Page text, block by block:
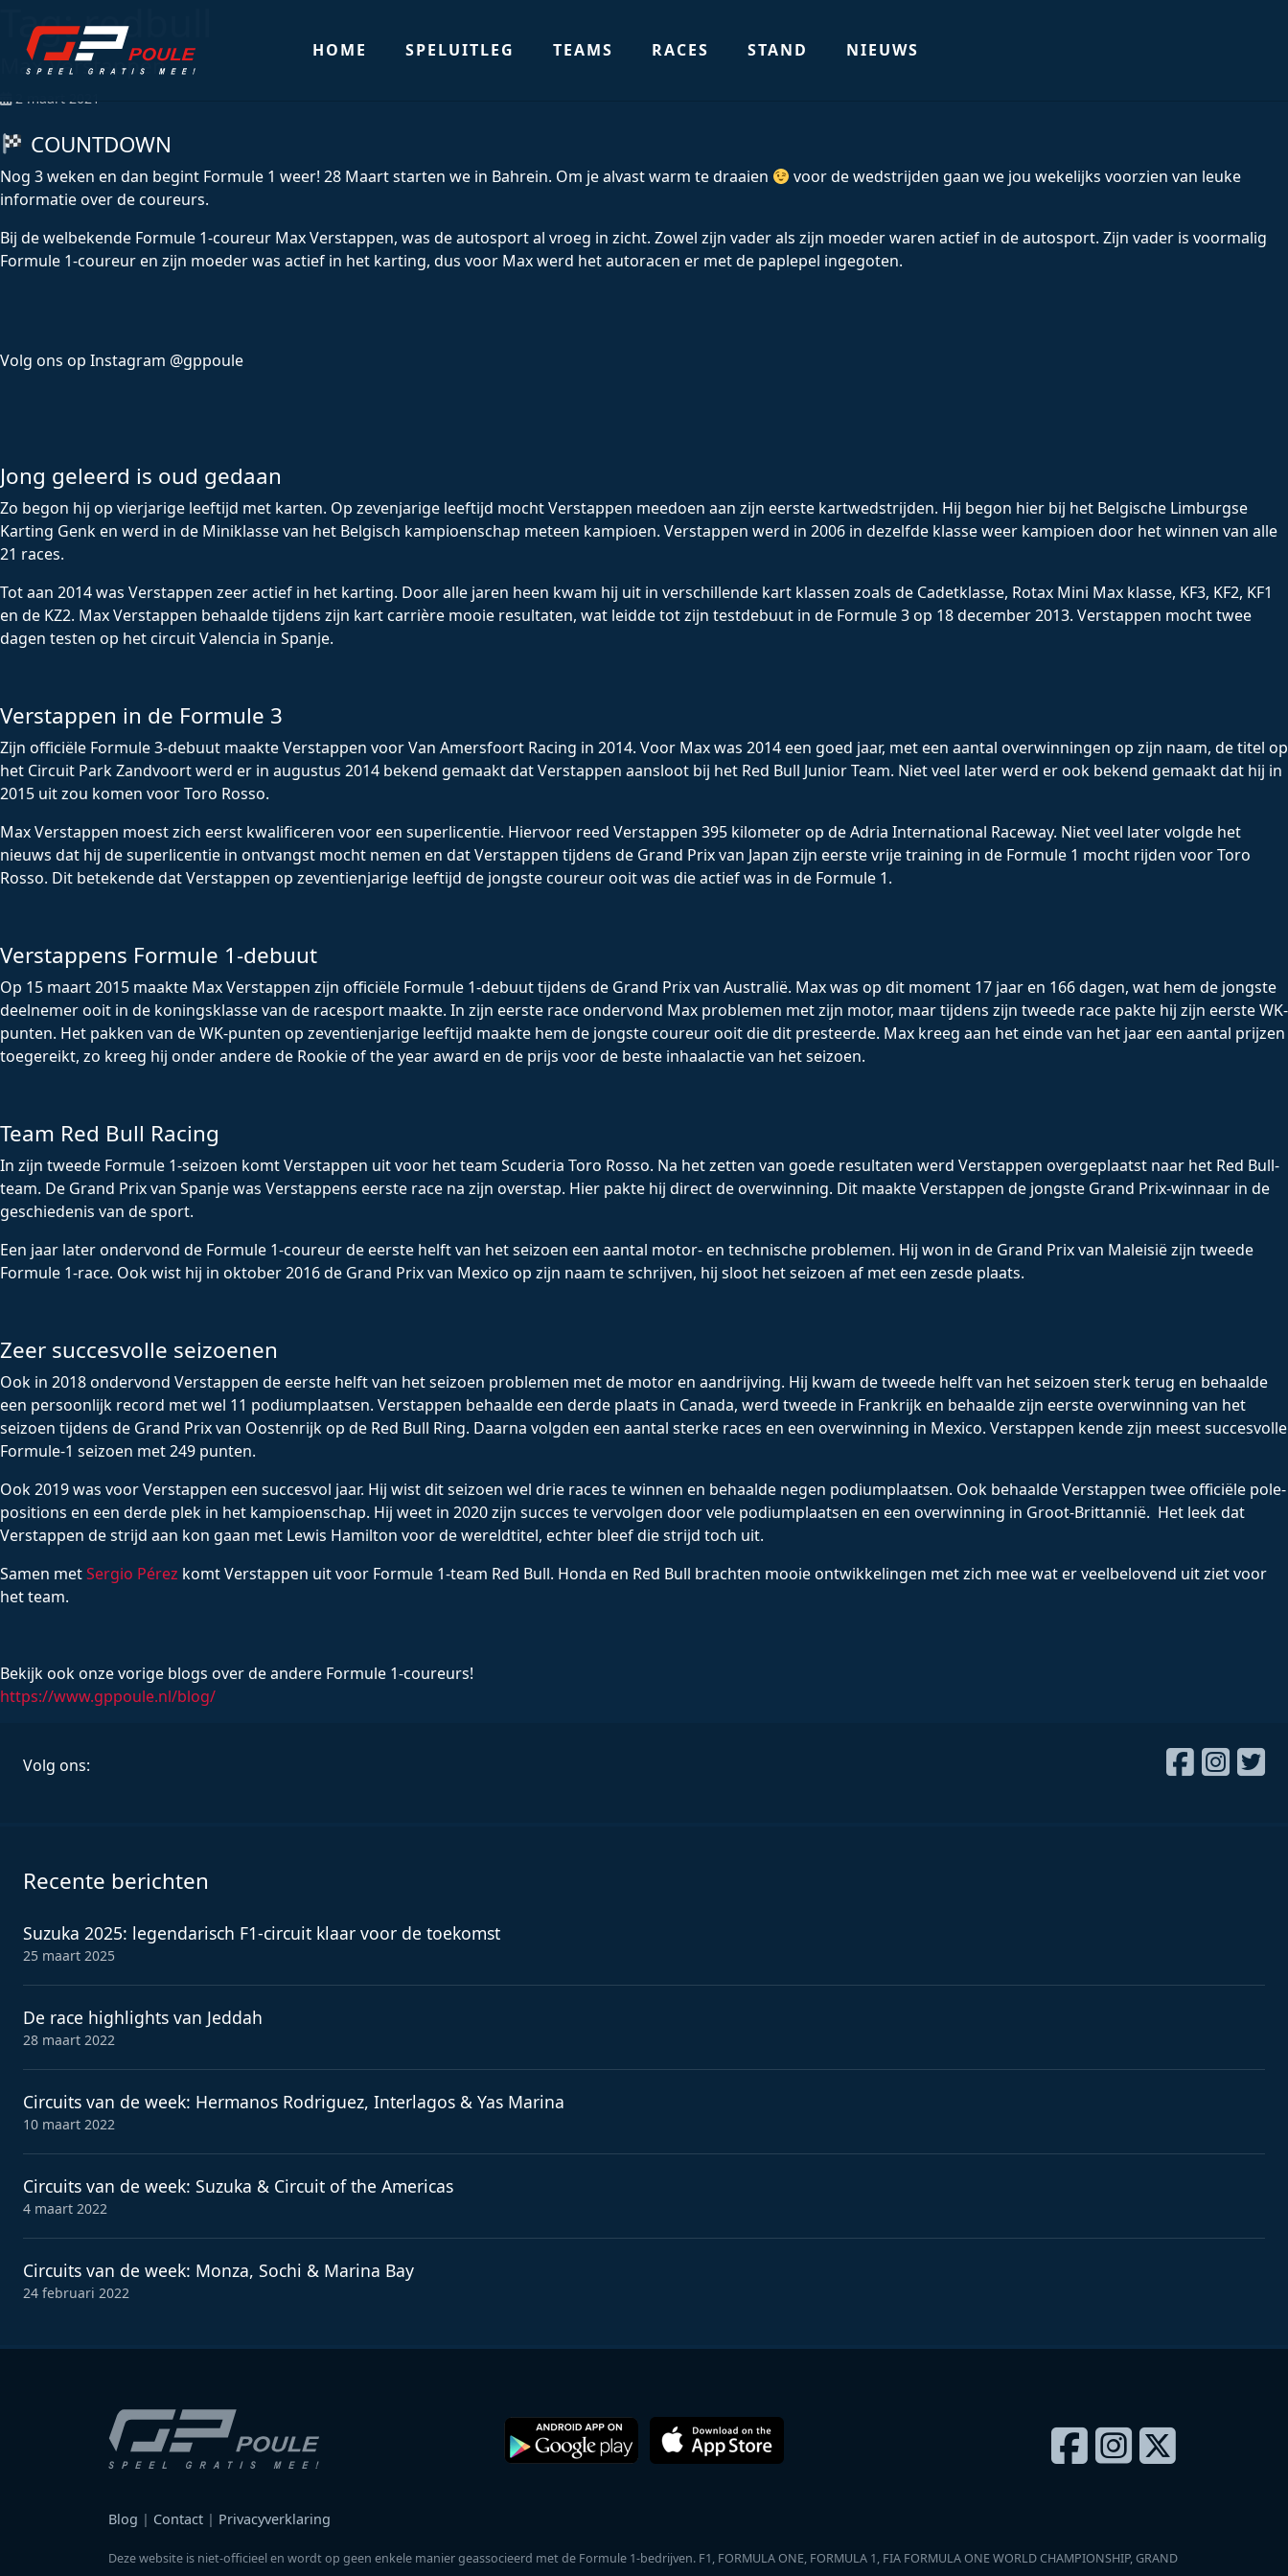
HOME SPELUITLEG TEAMS RACES STAND NIEUWS
Tag:redbull
Max Verstappen
2 maart 2021
COUNTDOWN
Nog 3 weken en dan begint Formule 1 weer! 28 Maart starten we in Bahrein. Om je alvast warm te draaien
voor de wedstrijden gaan we jou wekelijks voorzien van leuke
informatie over de coureurs.
Bij de welbekende Formule 1-coureur Max Verstappen, was de autosport al vroeg in zicht. Zowel zijn vader als zijn moeder waren actief in de autosport. Zijn vader is voormalig
Formule 1-coureur en zijn moeder was actief in het karting, dus voor Max werd het autoracen er met de paplepel ingegoten.
Volg ons op Instagram @gppoule
Jong geleerd is oud gedaan
Zo begon hij op vierjarige leeftijd met karten. Op zevenjarige leeftijd mocht Verstappen meedoen aan zijn eerste kartwedstrijden. Hij begon hier bij het Belgische Limburgse
Karting Genk en werd in de Miniklasse van het Belgisch kampioenschap meteen kampioen. Verstappen werd in 2006 in dezelfde klasse weer kampioen door het winnen van alle
21 races.
Tot aan 2014 was Verstappen zeer actief in het karting. Door alle jaren heen kwam hij uit in verschillende kart klassen zoals de Cadetklasse, Rotax Mini Max klasse, KF3, KF2, KF1
en de KZ2. Max Verstappen behaalde tijdens zijn kart carrière mooie resultaten, wat leidde tot zijn testdebuut in de Formule 3 op 18 december 2013. Verstappen mocht twee
dagen testen op het circuit Valencia in Spanje.
Verstappen in de Formule 3
Zijn officiële Formule 3-debuut maakte Verstappen voor Van Amersfoort Racing in 2014. Voor Max was 2014 een goed jaar, met een aantal overwinningen op zijn naam, de titel op
het Circuit Park Zandvoort werd er in augustus 2014 bekend gemaakt dat Verstappen aansloot bij het Red Bull Junior Team. Niet veel later werd er ook bekend gemaakt dat hij in
2015 uit zou komen voor Toro Rosso.
Max Verstappen moest zich eerst kwalificeren voor een superlicentie. Hiervoor reed Verstappen 395 kilometer op de Adria International Raceway. Niet veel later volgde het
nieuws dat hij de superlicentie in ontvangst mocht nemen en dat Verstappen tijdens de Grand Prix van Japan zijn eerste vrije training in de Formule 1 mocht rijden voor Toro
Rosso. Dit betekende dat Verstappen op zeventienjarige leeftijd de jongste coureur ooit was die actief was in de Formule 1.
Verstappens Formule 1-debuut
Op 15 maart 2015 maakte Max Verstappen zijn officiële Formule 1-debuut tijdens de Grand Prix van Australië. Max was op dit moment 17 jaar en 166 dagen, wat hem de jongste
deelnemer ooit in de koningsklasse van de racesport maakte. In zijn eerste race ondervond Max problemen met zijn motor, maar tijdens zijn tweede race pakte hij zijn eerste WK-
punten. Het pakken van de WK-punten op zeventienjarige leeftijd maakte hem de jongste coureur ooit die dit presteerde. Max kreeg aan het einde van het jaar een aantal prijzen
toegereikt, zo kreeg hij onder andere de Rookie of the year award en de prijs voor de beste inhaalactie van het seizoen.
Team Red Bull Racing
In zijn tweede Formule 1-seizoen komt Verstappen uit voor het team Scuderia Toro Rosso. Na het zetten van goede resultaten werd Verstappen overgeplaatst naar het Red Bull-
team. De Grand Prix van Spanje was Verstappens eerste race na zijn overstap. Hier pakte hij direct de overwinning. Dit maakte Verstappen de jongste Grand Prix-winnaar in de
geschiedenis van de sport.
Een jaar later ondervond de Formule 1-coureur de eerste helft van het seizoen een aantal motor- en technische problemen. Hij won in de Grand Prix van Maleisië zijn tweede
Formule 1-race. Ook wist hij in oktober 2016 de Grand Prix van Mexico op zijn naam te schrijven, hij sloot het seizoen af met een zesde plaats.
Zeer succesvolle seizoenen
Ook in 2018 ondervond Verstappen de eerste helft van het seizoen problemen met de motor en aandrijving. Hij kwam de tweede helft van het seizoen sterk terug en behaalde
een persoonlijk record met wel 11 podiumplaatsen. Verstappen behaalde een derde plaats in Canada, werd tweede in Frankrijk en behaalde zijn eerste overwinning van het
seizoen tijdens de Grand Prix van Oostenrijk op de Red Bull Ring. Daarna volgden een aantal sterke races en een overwinning in Mexico. Verstappen kende zijn meest succesvolle
Formule-1 seizoen met 249 punten.
Ook 2019 was voor Verstappen een succesvol jaar. Hij wist dit seizoen wel drie races te winnen en behaalde negen podiumplaatsen. Ook behaalde Verstappen twee officiële pole-
positions en een derde plek in het kampioenschap. Hij weet in 2020 zijn succes te vervolgen door vele podiumplaatsen en een overwinning in Groot-Brittannië. Het leek dat
Verstappen de strijd aan kon gaan met Lewis Hamilton voor de wereldtitel, echter bleef die strijd toch uit.
Samen metSergio Pérez komt Verstappen uit voor Formule 1-team Red Bull. Honda en Red Bull brachten mooie ontwikkelingen met zich mee wat er veelbelovend uit ziet voor
het team.
Bekijk ook onze vorige blogs over de andere Formule 1-coureurs!
https://www.gppoule.nl/blog/
Volg ons:
Recente berichten
Suzuka 2025: legendarisch F1-circuit klaar voor de toekomst
25 maart 2025
De race highlights van Jeddah
28 maart 2022
Circuits van de week: Hermanos Rodriguez, Interlagos & Yas Marina
10 maart 2022
Circuits van de week: Suzuka & Circuit of the Americas
4 maart 2022
Circuits van de week: Monza, Sochi & Marina Bay
24 februari 2022
Blog | Contact | Privacyverklaring
Deze website is niet-officieel en wordt op geen enkele manier geassocieerd met de Formule 1-bedrijven. F1, FORMULA ONE, FORMULA 1, FIA FORMULA ONE WORLD CHAMPIONSHIP, GRAND